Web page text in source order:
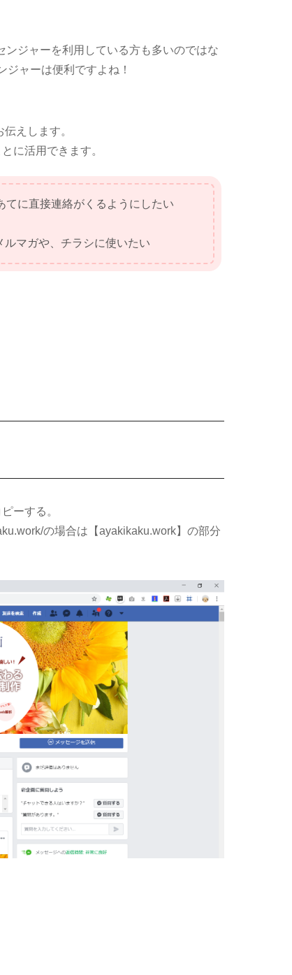
ジャーを利用している方も多いのではな
ャーは便利ですよね！
伝えします。
に活用できます。
てに直接連絡がくるようにしたい
ルマガや、チラシに使いたい
ーする。
の場合は【ayakikaku.work】の部分